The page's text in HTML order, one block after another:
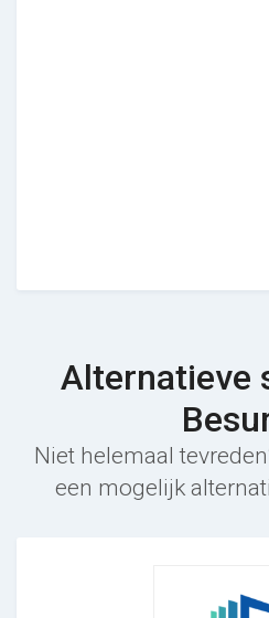
Alternatieve
Niet helemaal
een mogelijk